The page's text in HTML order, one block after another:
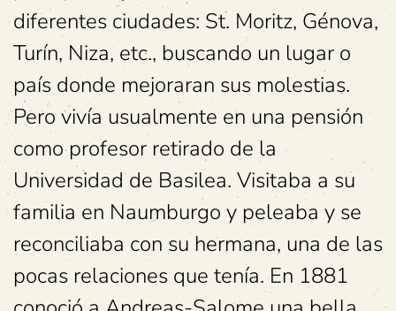
diferentes ciudades: St. Moritz, Génova,
Turín, Niza, etc., buscando un lugar o
país donde mejoraran sus molestias.
Pero vivía usualmente en una pensión
como profesor retirado de la
Universidad de Basilea. Visitaba a su
familia en Naumburgo y peleaba y se
reconciliaba con su hermana, una de las
pocas relaciones que tenía. En 1881